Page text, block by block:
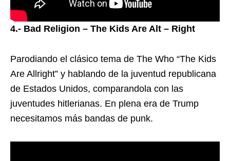
4.- Bad Religion – The Kids Are Alt – Right
Parodiando el clásico tema de The Who “The Kids
Are Allright” y hablando de la juventud republicana
de Estados Unidos, comparandola con las
juventudes hitlerianas. En plena era de Trump
necesitamos más bandas de punk.